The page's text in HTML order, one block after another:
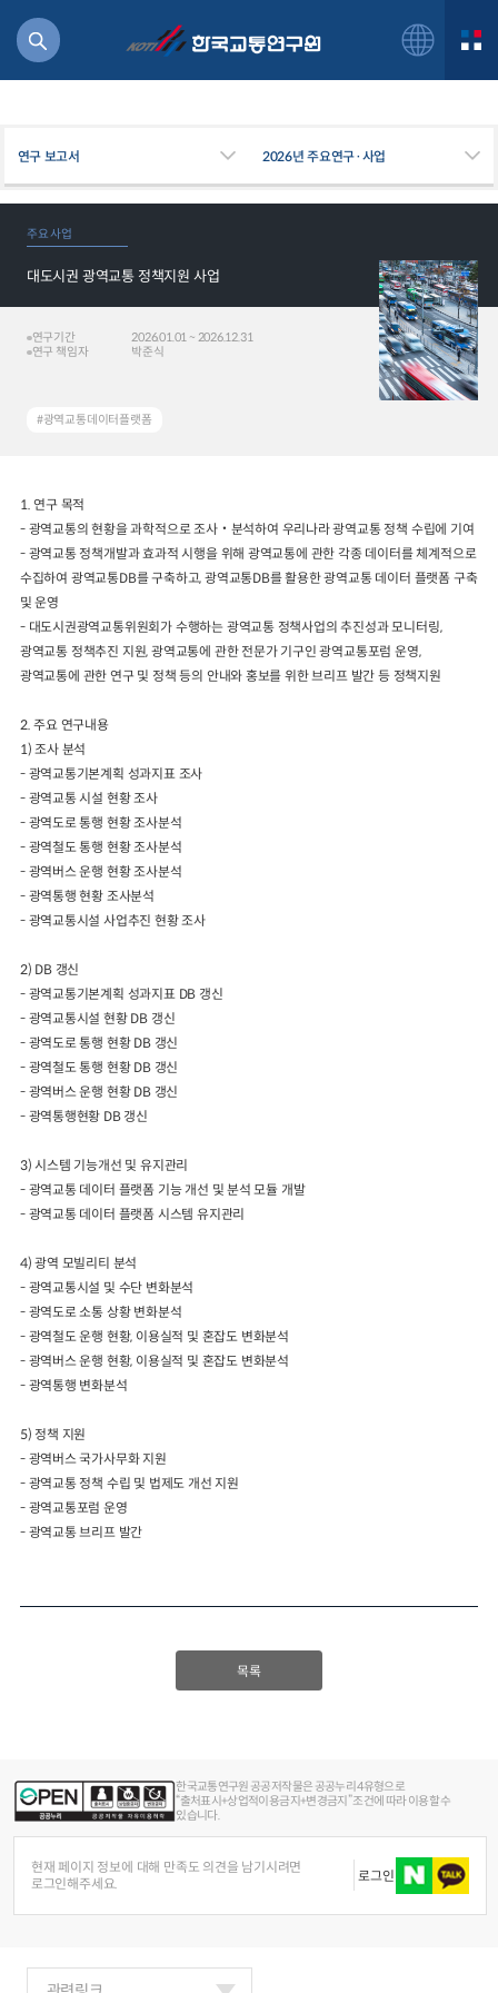
광역교통에 관한 각종 데이터를 체계적으로 수집하여 광역교통DB를 구축하고, 광..">
분석하여 우리나라 광역교통 정책 수립에 기여 - 광역교통 정책개발과 효과적 시행을 위해 광역교통에 관한 각종 데이터를
체계적으로 수집하여 광역교통DB를 구축하고, 광..">
연구 보고서 2026년 주요연구·사업
주요 사업
대도시권 광역교통 정책지원 사업
연구기간
2026.01.01 ~ 2026.12.31
연구 책임자
박준식
#광역교통데이터플랫폼
1.연구 목적
- 광역교통의 현황을 과학적으로 조사‧ 분석하여 우리나라 광역교통 정책 수립에 기여
- 광역교통 정책개발과 효과적 시행을 위해 광역교통에 관한 각종 데이터를 체계적으로
수집하여 광역교통DB를 구축하고, 광역교통DB를 활용한 광역교통 데이터 플랫폼 구축
및 운영
- 대도시권광역교통위원회가 수행하는 광역교통 정책사업의 추진성과 모니터링,
광역교통 정책추진 지원, 광역교통에 관한 전문가 기구인 광역교통포럼 운영,
광역교통에 관한 연구 및 정책 등의 안내와 홍보를 위한 브리프 발간 등 정책지원
2.주요 연구내용
1) 조사 분석
- 광역교통기본계획 성과지표 조사
- 광역교통 시설 현황 조사
- 광역도로 통행 현황 조사분석
- 광역철도 통행 현황 조사분석
- 광역버스 운행 현황 조사분석
- 광역통행 현황 조사분석
- 광역교통시설 사업추진 현황 조사
2) DB 갱신
- 광역교통기본계획 성과지표 DB 갱신
- 광역교통시설 현황 DB 갱신
- 광역도로 통행 현황 DB 갱신
- 광역철도 통행 현황 DB 갱신
- 광역버스 운행 현황 DB 갱신
- 광역통행현황 DB 갱신
3) 시스템 기능개선 및 유지관리
- 광역교통 데이터 플랫폼 기능 개선 및 분석 모듈 개발
- 광역교통 데이터 플랫폼 시스템 유지관리
4)광역 모빌리티 분석
- 광역교통시설 및 수단 변화분석
- 광역도로 소통 상황 변화분석
- 광역철도 운행 현황, 이용실적 및 혼잡도 변화분석
- 광역버스 운행 현황, 이용실적 및 혼잡도 변화분석
- 광역통행 변화분석
5) 정책 지원
- 광역버스 국가사무화 지원
- 광역교통 정책 수립 및 법제도 개선 지원
- 광역교통포럼 운영
- 광역교통 브리프 발간
목록
한국교통연구원 공공저작물은 공공누리 4유형으로
“출처표시+상업적이용금지+변경금지” 조건에 따라 이용할 수
있습니다.
현재 페이지 정보에 대해 만족도 의견을 남기시려면
로그인해주세요.
로그인
일반사업보고서
2024년 국가교통조사 및 분석
요약보고서
전국여객OD 여객통행량
통행발생모형
수단분담모형
여객OD현행화
교통수요예측
2024.12.31
기획도서
2024 생활물류 서비스 보
택배 배달대행
소화물배송대행
2025.09.30